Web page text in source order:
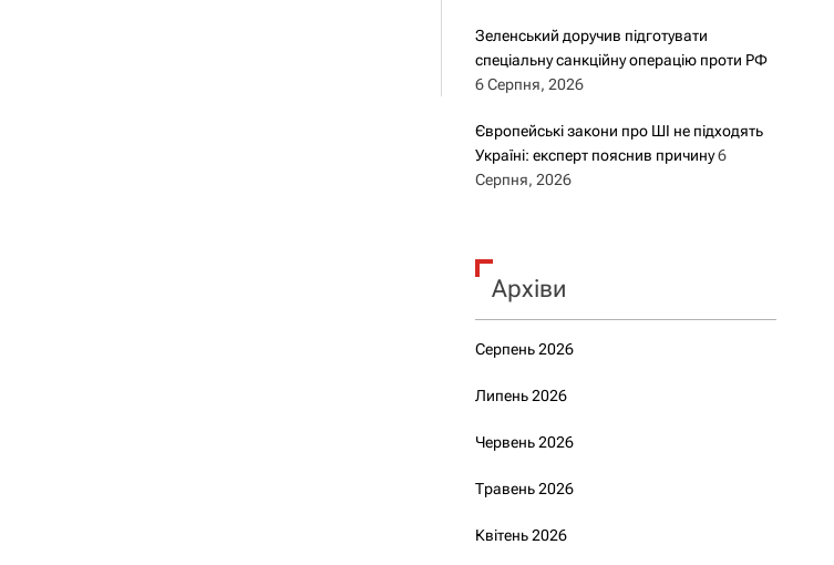
Зеленський доручив підготувати
спеціальну санкційну операцію проти РФ
6 Серпня, 2026
Європейські закони про ШІ не підходять
Україні: експерт пояснив причину 6
Серпня, 2026
Архіви
Серпень 2026
Липень 2026
Червень 2026
Травень 2026
Квітень 2026